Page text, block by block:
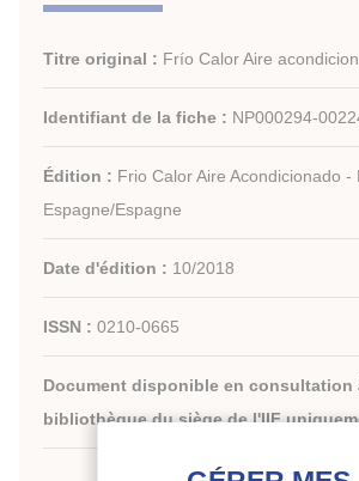
Titre original : Frío Calor Aire
Identifiant de la fiche : NP000294-
Édition : Frio Calor Aire Acondicionado -
Espagne/Espagne
Date d'édition : 10/2018
ISSN : 0210-0665
Document disponible en consultation
bibliothèque du siège de l'IIF